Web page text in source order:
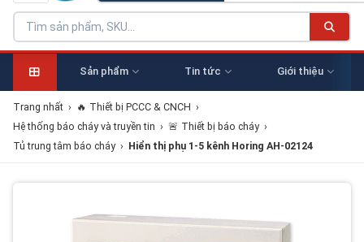
Sản phẩm Tin tức Giới thiệu
Trang nhất › 🔥 Thiết bị PCCC & CNCH ›
Hệ thống báo cháy và truyền tin › 🚨 Thiết bị báo cháy ›
Tủ trung tâm báo cháy › Hiển thị phụ 1-5 kênh Horing AH-02124